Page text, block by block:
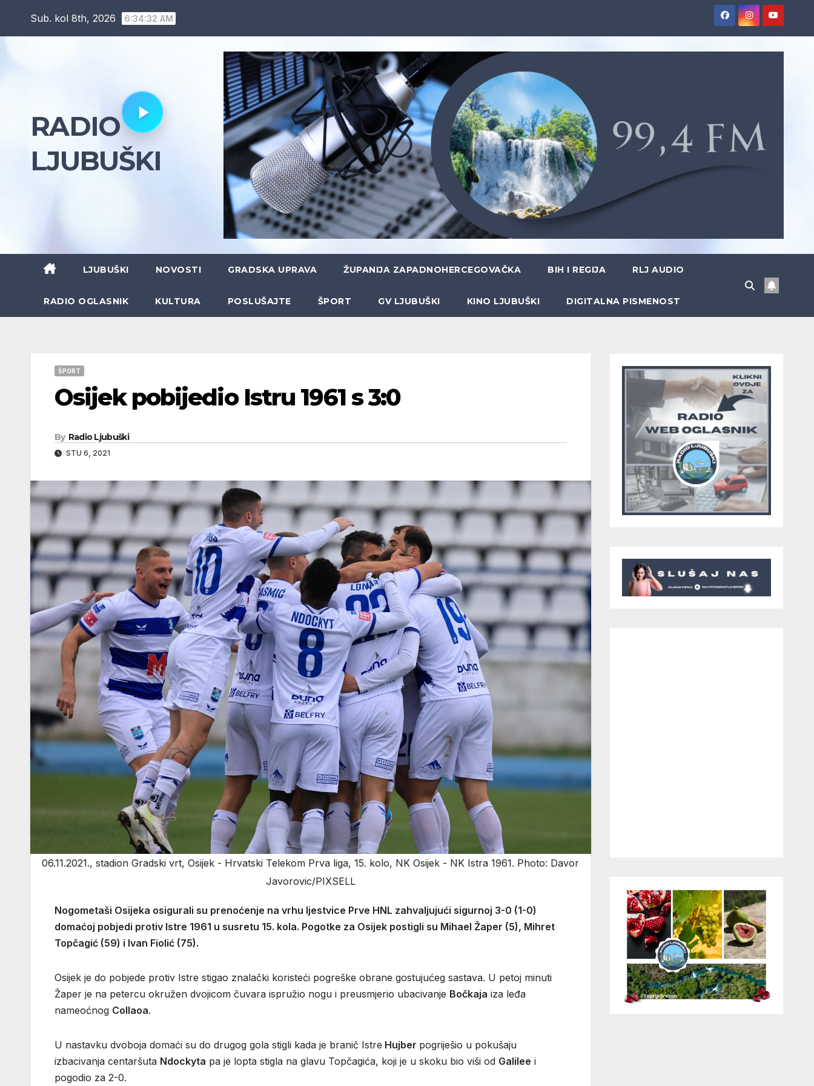
Sub. kol 8th, 2026 6:34:34 AM
RADIO
LJUBUŠKI
LJUBUŠKI NOVOSTI GRADSKA UPRAVA ŽUPANIJA ZAPADNOHERCEGOVAČKA BIH I REGIJA RLJ AUDIO
RADIO OGLASNIK KULTURA POSLUŠAJTE ŠPORT GV LJUBUŠKI KINO LJUBUŠKI DIGITALNA PISMENOST
ŠPORT
Osijek pobijedio Istru 1961 s 3:0
By Radio Ljubuški
STU 6, 2021
06.11.2021., stadion Gradski vrt, Osijek - Hrvatski Telekom Prva liga, 15. kolo, NK Osijek - NK Istra 1961. Photo: Davor
Javorovic/PIXSELL
Nogometaši Osijeka osigurali su prenoćenje na vrhu ljestvice Prve HNL zahvaljujući sigurnoj 3-0 (1-0)
domaćoj pobjedi protiv Istre 1961 u susretu 15. kola. Pogotke za Osijek postigli su Mihael Žaper (5), Mihret
Topčagić (59) i Ivan Fiolić (75).
Osijek je do pobjede protiv Istre stigao znalački koristeći pogreške obrane gostujućeg sastava. U petoj minuti
Žaper je na petercu okružen dvojicom čuvara ispružio nogu i preusmjerio ubacivanje Bočkaja iza leđa
nameoćnog Collaoa.
U nastavku dvoboja domaći su do drugog gola stigli kada je branič Istre Hujber pogriješio u pokušaju
izbacivanja centaršuta Ndockyta pa je lopta stigla na glavu Topčagića, koji je u skoku bio viši od Galilee i
pogodio za 2-0.